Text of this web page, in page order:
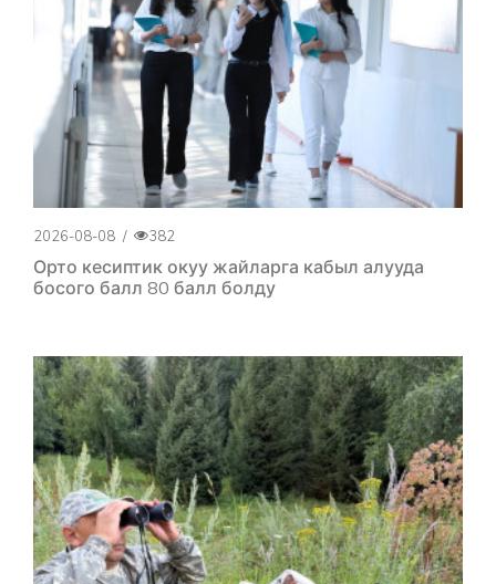
2026-08-08 / 382
Орто кесиптик окуу жайларга кабыл алууда
босого балл 80 балл болду